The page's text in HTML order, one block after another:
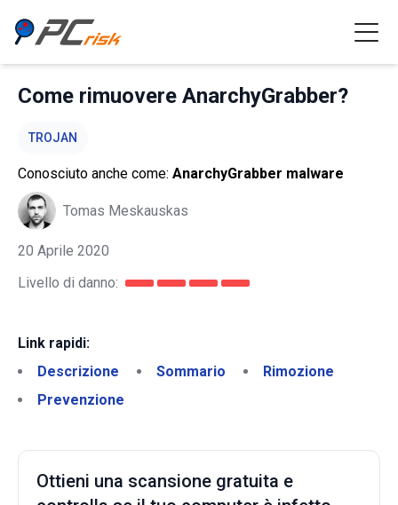
Come rimuovere AnarchyGrabber?
TROJAN
Conosciuto anche come: AnarchyGrabber malware
Tomas Meskauskas
20 Aprile 2020
Livello di danno:
Link rapidi:
Descrizione
Sommario
Rimozione
Prevenzione
Ottieni una scansione gratuita e